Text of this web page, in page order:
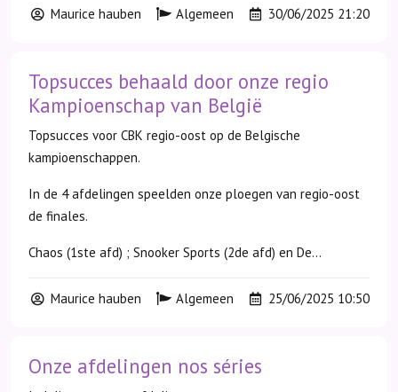
Maurice hauben Algemeen 30/06/2025 21:20
Topsucces behaald door onze regio
Kampioenschap van België
Topsucces voor CBK regio-oost op de Belgische
kampioenschappen.
In de 4 afdelingen speelden onze ploegen van regio-oost
de finales.
Chaos (1ste afd) ; Snooker Sports (2de afd) en De...
Maurice hauben Algemeen 25/06/2025 10:50
Onze afdelingen nos séries